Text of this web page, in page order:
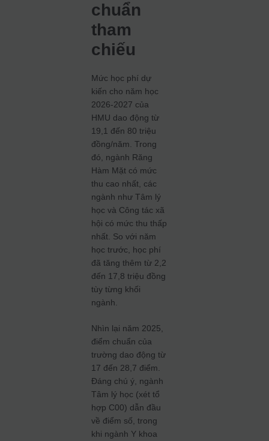
chuẩn
tham
chiếu
Mức học phí dự
kiến cho năm học
2026-2027 của
HMU dao động từ
19,1 đến 80 triệu
đồng/năm. Trong
đó, ngành Răng
Hàm Mặt có mức
thu cao nhất, các
ngành như Tâm lý
học và Công tác xã
hội có mức thu thấp
nhất. So với năm
học trước, học phí
đã tăng thêm từ 2,2
đến 17,8 triệu đồng
tùy từng khối
ngành.
Nhìn lại năm 2025,
điểm chuẩn của
trường dao động từ
17 đến 28,7 điểm.
Đáng chú ý, ngành
Tâm lý học (xét tổ
hợp C00) dẫn đầu
về điểm số, trong
khi ngành Y khoa